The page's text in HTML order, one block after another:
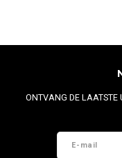
ONTVANG DE LAATSTE